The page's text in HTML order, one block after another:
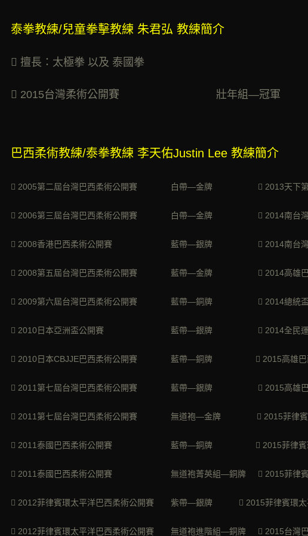
泰拳教練/兒童拳擊教練 朱君弘 教練簡介
 擅長：太極拳 以及 泰國拳
 2015台灣柔術公開賽 壯年組—冠軍
巴西柔術教練/泰拳教練 李天佑Justin Lee 教練簡介
 2005第二屆台灣巴西柔術公開賽 白帶—金牌  2013
 2006第三屆台灣巴西柔術公開賽 白帶—金牌  2014南台
 2008香港巴西柔術公開賽 藍帶—銀牌  2014南台灣
 2008第五屆台灣巴西柔術公開賽 藍帶—金牌  2014高
 2009第六屆台灣巴西柔術公開賽 藍帶—銅牌 
 2010日本亞洲盃公開賽 藍帶—銀牌  2014全
 2010日本CBJJE巴西柔術公開賽 藍帶—銅牌  2015高
 2011第七屆台灣巴西柔術公開賽 藍帶—銀牌  2015高
 2011第七屆台灣巴西柔術公開賽 無道袍—金牌  2015菲律賓環
 2011泰國巴西柔術公開賽 藍帶—銅牌  2015菲律賓環太平
 2011泰國巴西柔術公開賽 無道袍菁英組—銅牌  2015菲律賓環太
 2012菲律賓環太平洋巴西柔術公開賽 紫帶—銀牌  2015菲律賓環太平
 2012菲律賓環太平洋巴西柔術公開賽 無道袍進階組—銅牌  2015